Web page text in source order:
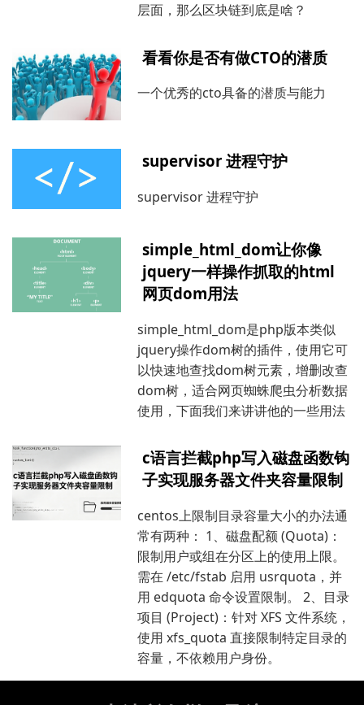
层面，那么区块链到底是啥？
看看你是否有做CTO的潜质
一个优秀的cto具备的潜质与能力
supervisor 进程守护
supervisor 进程守护
simple_html_dom让你像
jquery一样操作抓取的html
网页dom用法
simple_html_dom是php版本类似
jquery操作dom树的插件，使用它可
以快速地查找dom树元素，增删改查
dom树，适合网页蜘蛛爬虫分析数据
使用，下面我们来讲讲他的一些用法
c语言拦截php写入磁盘函数钩
子实现服务器文件夹容量限制
centos上限制目录容量大小的办法通
常有两种： 1、磁盘配额 (Quota)：
限制用户或组在分区上的使用上限。
需在 /etc/fstab 启用 usrquota，并
用 edquota 命令设置限制。 2、目录
项目 (Project)：针对 XFS 文件系统，
使用 xfs_quota 直接限制特定目录的
容量，不依赖用户身份。